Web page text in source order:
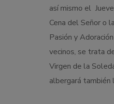
así mismo el
Cena del Señor o
Pasión y
vecinos, se trata
Virgen de la
albergará también